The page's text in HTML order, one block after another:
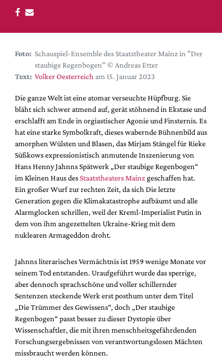
DdB-map
Festival-Planer
Hefte
Leseproben
Podcast
Service
Shop / Abo
Newsletter
Redaktion
Autor:innen
Partner
Mediadaten
Foto: Schauspiel-Ensemble des Staatstheater Mainz in "Der
staubige Regenbogen" © Andreas Etter
Text: Volker Oesterreich am 15. Januar 2023
Die ganze Welt ist eine atomar verseuchte Hüpfburg. Sie
bläht sich schwer atmend auf, gerät stöhnend in Ekstase und
erschlafft am Ende in orgiastischer Agonie und Finsternis. Es
hat eine starke Symbolkraft, dieses wabernde Bühnenbild aus
amorphen Wülsten und Blasen, das Mirjam Stängel für Rieke
Süßkows expressionistisch anmutende Inszenierung von
Hans Henny Jahnns Spätwerk „Der staubige Regenbogen“
im Kleinen Haus desStaatstheaters Mainz geschaffen hat.
Ein großer Wurf zur rechten Zeit, da sich Die letzte
Generation gegen die Klimakatastrophe aufbäumt und alle
Alarmglocken schrillen, weil der Kreml-Imperialist Putin in
dem von ihm angezettelten Ukraine-Krieg mit dem
nuklearen Armageddon droht.
Jahnns literarisches Vermächtnis ist 1959 wenige Monate vor
seinem Tod entstanden. Uraufgeführt wurde das sperrige,
aber dennoch sprachschöne und voller schillernder
Sentenzen steckende Werk erst posthum unter dem Titel
„Die Trümmer des Gewissens“, doch „Der staubige
Regenbogen“ passt besser zu dieser Dystopie über
Wissenschaftler, die mit ihren menschheitsgefährdenden
Forschungsergebnissen von verantwortungslosen Mächten
missbraucht werden können.